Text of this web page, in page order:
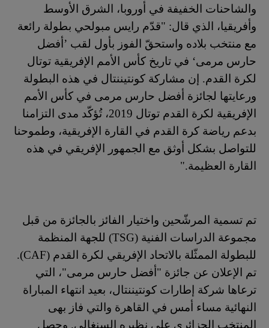
والشاحنات الخفيفة في أوروبا، الشرق الأوسط
وأفريقيا، الذي قال: "قدّم رايس مبولحي بطولة رائعة
مع منتخب بلاده واستحقّ الفوز بأول لقب ’أفضل
حارس مرمى‘ في تاريخ كأس الأمم الإفريقية توتال
لكرة القدم. إن مشاركة كونتيننتال في هذه البطولة
ورعايتها لجائزة أفضل حارس مرمى في كأس الأمم
الإفريقية لكرة القدم توتال 2019، تُؤكّد مدى التزامنا
بدعم رياضة كرة القدم في القارة الإفريقية، وطموحنا
للتواصل بشكل أوثق مع الجمهور الإفريقي في هذه
القارة العظيمة."
تم تسمية المرشّحين واختيار الفائز بالجائزة من قبل
مجموعة الدراسات الفنية (TSG) للجهة المنظمة
للبطولة الممثّلة بالاتحاد الإفريقي لكرة القدم (CAF
).
تم الإعلان عن جائزة "أفضل حارس مرمى"، التي
ترعاها شركة إطارات كونتيننتال، بعيد انتهاء المباراة
النهائية مساء أمس في القاهرة والتي فاز بهى
المنتخب الجزائري على نظيره السنغالي. وحصل